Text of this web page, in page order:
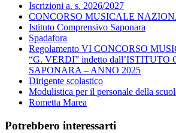
Iscrizioni a. s. 2026/2027
CONCORSO MUSICALE
Istituto Comprensivo Saponara
Spadafora
Regolamento VI CONCORSO
“G. VERDI” indetto dall’ISTITUTO
SAPONARA – ANNO 2025
Dirigente scolastico
Modulistica per il personale della
Rometta Marea
Potrebbero interessarti